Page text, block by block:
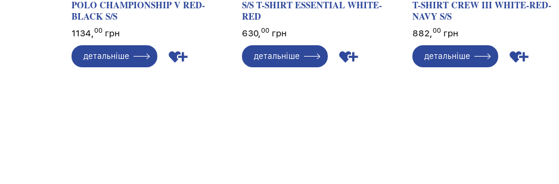
POLO CHAMPIONSHIP V RED-
BLACK S/S
1134,00 грн
детальніше
S/S T-SHIRT ESSENTIAL WHITE-
RED
630,00 грн
детальніше
T-SHIRT CREW III WHITE-RED-
NAVY S/S
882,00 грн
детальніше